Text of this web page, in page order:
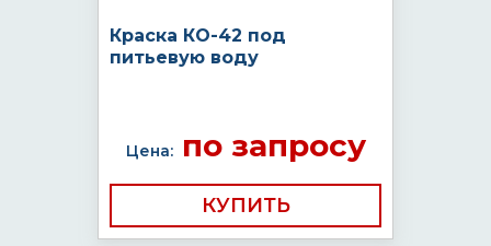
Краска КО-42 под
питьевую воду
Цена:по запросу
КУПИТЬ